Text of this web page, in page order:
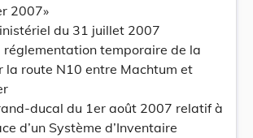
2007»
du 31 juillet 2007
réglementation temporaire de la
la route N10 entre Machtum et
ducal du 1er août 2007 relatif à
d’un Système d’Inventaire